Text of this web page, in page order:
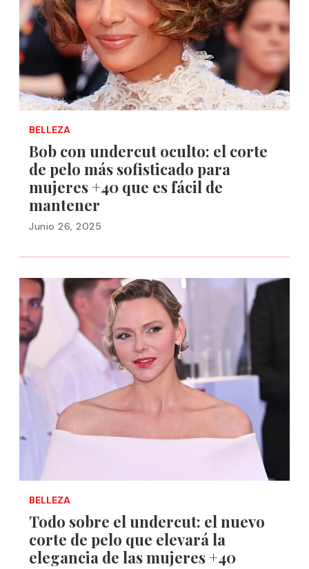
BELLEZA
Bob con undercut oculto: el corte
de pelo más sofisticado para
mujeres +40 que es fácil de
mantener
Junio 26, 2025
BELLEZA
Todo sobre el undercut: el nuevo
corte de pelo que elevará la
elegancia de las mujeres +40